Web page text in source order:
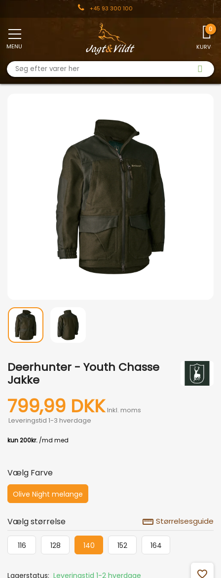
+45 93 300 100
KURV
MENU
Deerhunter - Youth Chasse
Jakke
799,99 DKK Inkl. moms
Leveringstid 1-3 hverdage
Vælg Farve
Olive Night melange
Vælg størrelse straighten Størrelsesguide
116 128 140 152 164
Lagerstatus: Leveringstid 1-2 hverdage favorite_outline